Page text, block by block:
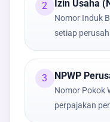
2 Izin Usaha
Nomor Induk
setiap
3 NPWP
Nomor Pokok
perpajakan